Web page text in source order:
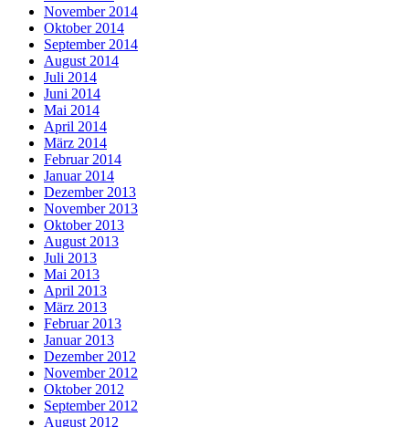
November 2014
Oktober 2014
September 2014
August 2014
Juli 2014
Juni 2014
Mai 2014
April 2014
März 2014
Februar 2014
Januar 2014
Dezember 2013
November 2013
Oktober 2013
August 2013
Juli 2013
Mai 2013
April 2013
März 2013
Februar 2013
Januar 2013
Dezember 2012
November 2012
Oktober 2012
September 2012
August 2012